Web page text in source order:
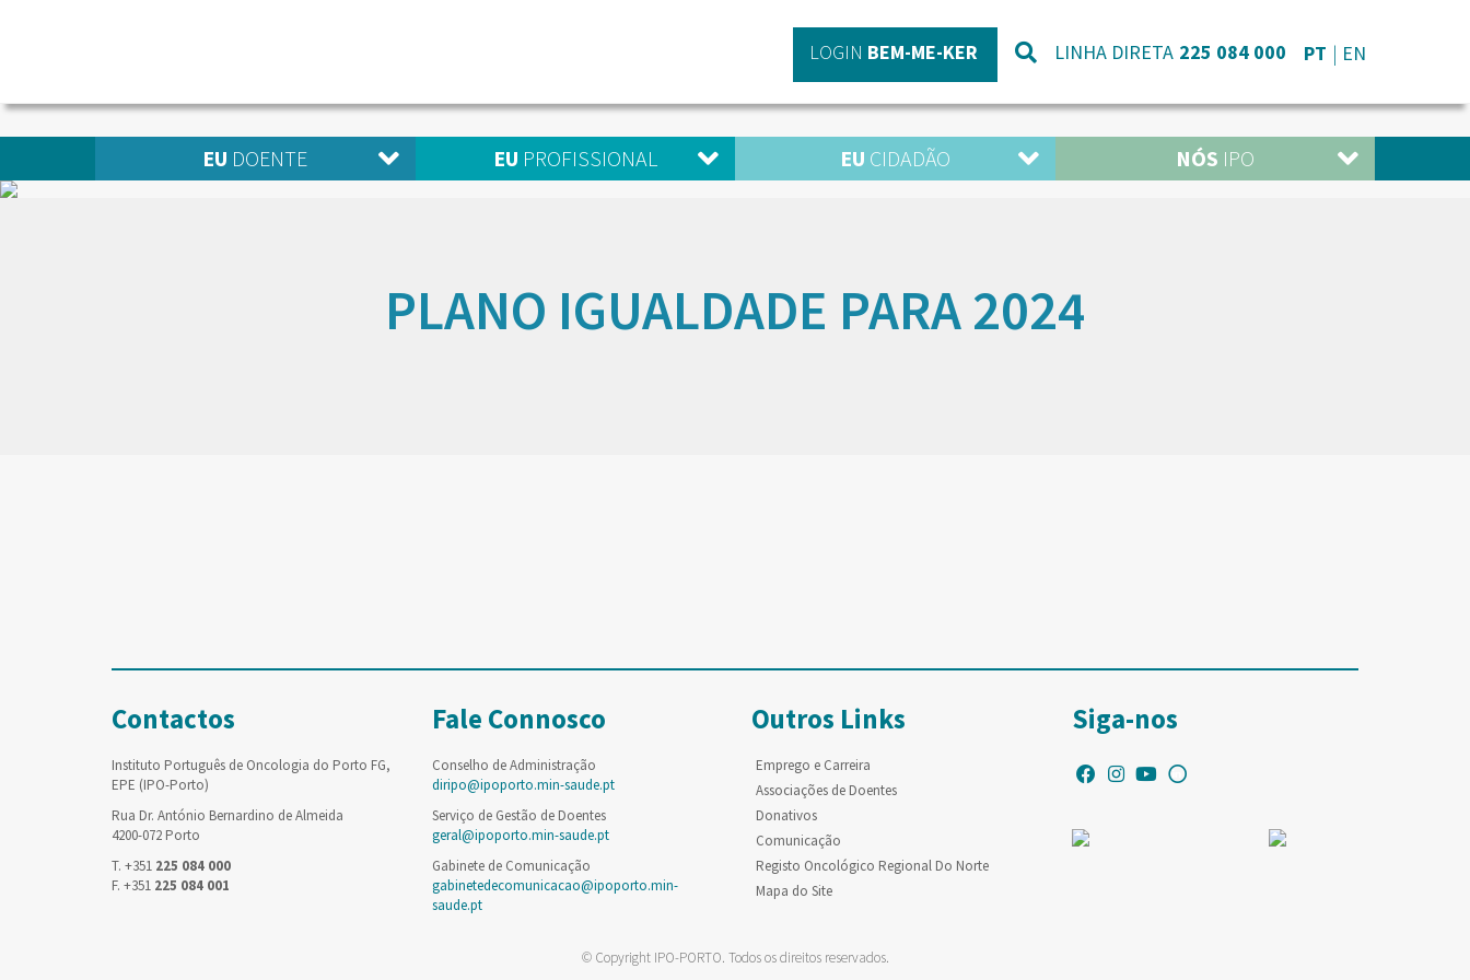
LOGIN BEM-ME-KER LINHA DIRETA 225 084 000 PT EN
EU DOENTE EU PROFISSIONAL EU CIDADÃO NÓS IPO
PLANO IGUALDADE PARA 2024
Contactos
Instituto Português de Oncologia do Porto FG,
EPE (IPO-Porto)
Rua Dr. António Bernardino de Almeida
4200-072 Porto
T. +351 225 084 000
F. +351 225 084 001
Fale Connosco
Conselho de Administração
diripo@ipoporto.min-saude.pt
Serviço de Gestão de Doentes
geral@ipoporto.min-saude.pt
Gabinete de Comunicação
gabinetedecomunicacao@ipoporto.min-
saude.pt
Outros Links
Emprego e Carreira
Associações de Doentes
Donativos
Comunicação
Registo Oncológico Regional Do Norte
Mapa do Site
Siga-nos
© Copyright IPO-PORTO. Todos os direitos reservados.